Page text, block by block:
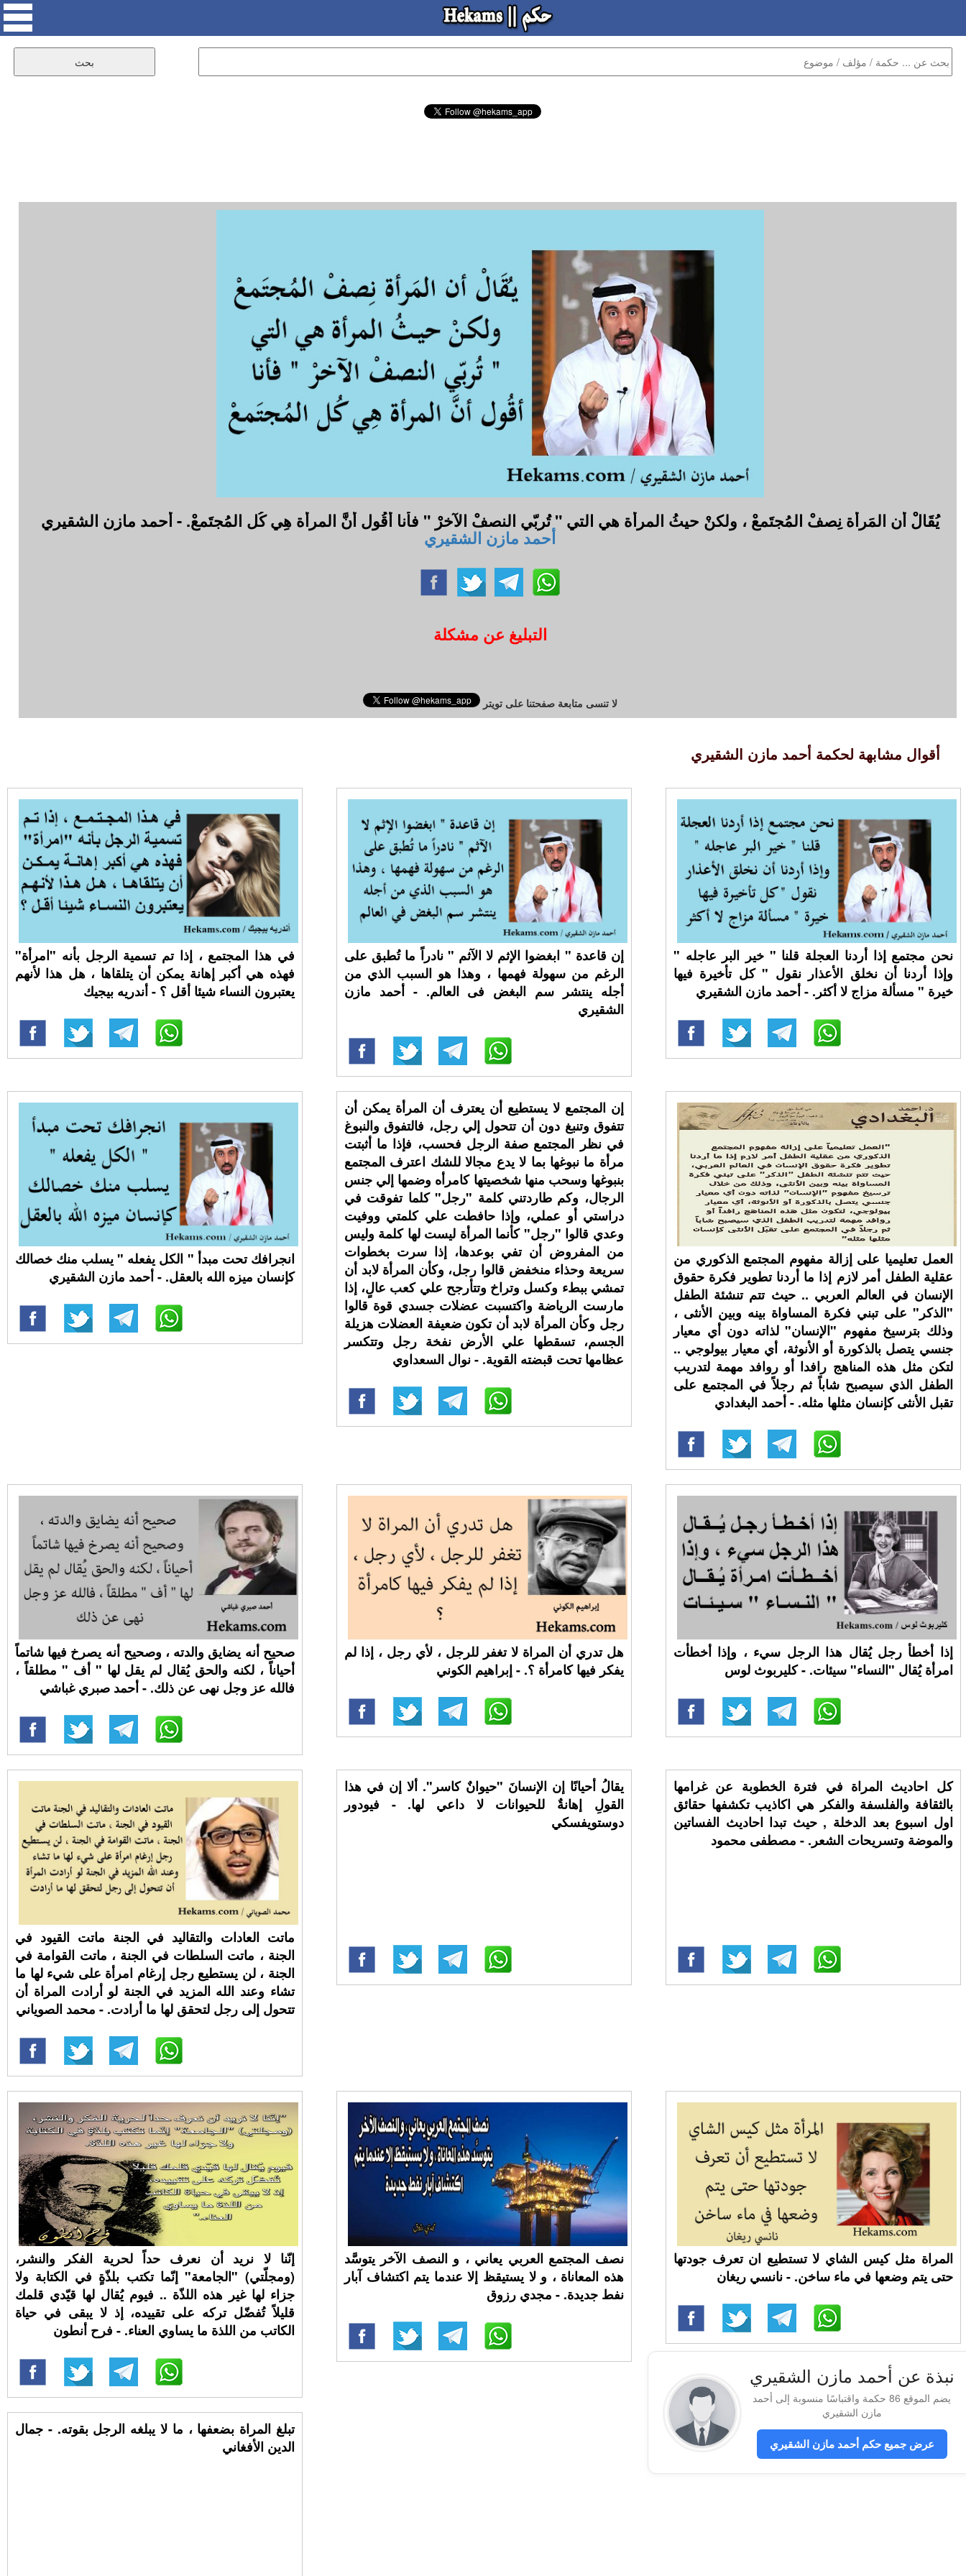
يُقَالْ أن المَرأة نِصفْ المُجتَمعْ ، ولكنْ حيثُ المرأة هي التي " تُربّي النصفْ الآخرْ " فأنا أقُول أنَّ المرأة هِي كُل المُجتَمعْ. - أحمد مازن الشقيري
أحمد مازن الشقيري
التبليغ عن مشكلة
لا تنسى متابعة صفحتنا على تويتر
أقوال مشابهة لحكمة أحمد مازن الشقيري
في هذا المجتمع ، إذا تم تسمية الرجل بأنه "امرأة"
فهذه هي أكبر إهانة يمكن أن يتلقاها ، هل هذا لأنهم
يعتبرون النساء شيئا أقل ؟ - أندريه بيجيك
إن قاعدة " ابغضوا الإثم لا الآثم " نادراً ما تُطبق على
الرغم من سهولة فهمها ، وهذا هو السبب الذي من
أجله ينتشر سم البغض فى العالم. - أحمد مازن
الشقيري
نحن مجتمع إذا أردنا العجلة قلنا " خير البر عاجله "
وإذا أردنا أن نخلق الأعذار نقول " كل تأخيرة فيها
خيرة " مسألة مزاج لا أكثر. - أحمد مازن الشقيري
انجرافك تحت مبدأ " الكل يفعله " يسلب منك خصالك
كإنسان ميزه الله بالعقل. - أحمد مازن الشقيري
إن المجتمع لا يستطيع أن يعترف أن المرأة يمكن أن
تتفوق وتنبغ دون أن تتحول إلي رجل، فالتفوق والنبوغ
في نظر المجتمع صفة الرجل فحسب، فإذا ما أثبتت
مرأة ما نبوغها بما لا يدع مجالا للشك اعترف المجتمع
بنبوغها وسحب منها شخصيتها كامرأه وضمها إلي جنس
الرجال، وكم طاردتني كلمة "رجل" كلما تفوقت في
دراستي أو عملي، وإذا حافطت علي كلمتي ووفيت
وعدي قالوا "رجل" كأنما المرأة ليست لها كلمة وليس
من المفروض أن تفي بوعدها، إذا سرت بخطوات
سريعة وحذاء منخفض قالوا رجل، وكأن المرأة لابد أن
تمشي ببطء وكسل وتراخ وتتأرجح علي كعب عالٍ، إذا
مارست الرياضة واكتسبت عضلات جسدي قوة قالوا
رجل وكأن المرأة لابد أن تكون ضعيفة العضلات هزيلة
الجسم، تسقطها علي الأرض نفخة رجل وتتكسر
عظامها تحت قبضته القوية. - نوال السعداوي
العمل تعليميا على إزالة مفهوم المجتمع الذكوري من
عقلية الطفل أمر لازم إذا ما أردنا تطوير فكرة حقوق
الإنسان في العالم العربي .. حيث تتم تنشئة الطفل
"الذكر" على تبني فكرة المساواة بينه وبين الأنثى ،
وذلك بترسيخ مفهوم "الإنسان" لذاته دون أي معيار
جنسي يتصل بالذكورة أو الأنوثة، أي معيار بيولوجي ..
لتكن مثل هذه المناهج رافدا أو روافد مهمة لتدريب
الطفل الذي سيصبح شاباً ثم رجلاً في المجتمع على
تقبل الأنثى كإنسان مثلها مثله. - أحمد البغدادي
صحيح أنه يضايق والدته ، وصحيح أنه يصرخ فيها شاتماً
أحياناً ، لكنه والحق يُقال لم يقل لها " أف " مطلقاً ،
فالله عز وجل نهى عن ذلك. - أحمد صبري غباشي
هل تدري أن المراة لا تغفر للرجل ، لأي رجل ، إذا لم
يفكر فيها كامرأة ؟. - إبراهيم الكوني
إذا أخطأ رجل يُقال هذا الرجل سيء ، وإذا أخطأت
امرأة يُقال "النساء" سيئات. - كليربوث لوس
ماتت العادات والتقاليد في الجنة ماتت القيود في
الجنة ، ماتت السلطات في الجنة ، ماتت القوامة في
الجنة ، لن يستطيع رجل إرغام امرأة على شيء لها ما
تشاء وعند الله المزيد في الجنة لو أرادت المراة أن
تتحول إلى رجل لتحقق لها ما أرادت. - محمد الصوياني
يقالُ أحيانًا إن الإنسانَ "حيوانٌ كاسر". ألا إن في هذا
القولِ إهانةٌ للحيوانات لا داعي لها. - فيودور
دوستويفسكي
كل احاديث المراة في فترة الخطوبة عن غرامها
بالثقافة والفلسفة والفكر هي اكاذيب تكشفها حقائق
اول اسبوع بعد الدخلة , حيث تبدا احاديث الفساتين
والموضة وتسريحات الشعر. - مصطفى محمود
إنّنا لا نريد أن نعرف حداً لحرية الفكر والنشر،
(ومجلّتي) "الجامعة" إنّما تكتب بلذّةٍ في الكتابة ولا
جزاء لها غير هذه اللذّة .. فيوم يُقال لها قيّدي قلمك
قليلاً تُفضّل تركه على تقييده، إذ لا يبقى في حياة
الكاتب من اللذة ما يساوي العناء. - فرح أنطون
نصف المجتمع العربي يعاني ، و النصف الآخر يتوسَّد
هذه المعاناة ، و لا يستيقظ إلا عندما يتم اكتشاف آبار
نفط جديدة. - مجدي رزوق
المراة مثل كيس الشاي ﻻ تستطيع ان تعرف جودتها
حتى يتم وضعها في ماء ساخن. - نانسي ريغان
تبلغ المراة بضعفها ، ما لا يبلغه الرجل بقوته. - جمال
الدين الأفغاني
نبذة عن أحمد مازن الشقيري
يضم الموقع 86 حكمة واقتباسًا منسوبة إلى أحمد
مازن الشقيري
عرض جميع حكم أحمد مازن الشقيري